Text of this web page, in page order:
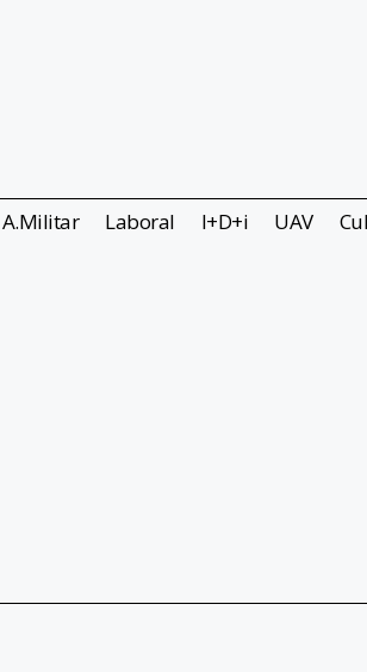
A.Militar Laboral I+D+i UAV